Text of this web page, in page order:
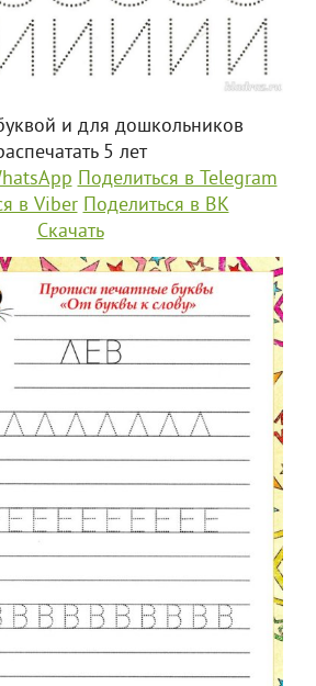
и для дошкольников
5 лет
Поделиться в Telegram
в Viber Поделиться в ВК
Скачать